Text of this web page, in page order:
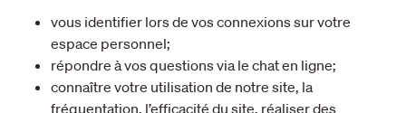
vous identifier lors de vos connexions sur votre
espace personnel;
répondre à vos questions via le chat en ligne;
connaître votre utilisation de notre site, la
fréquentation, l’efficacité du site, réaliser des